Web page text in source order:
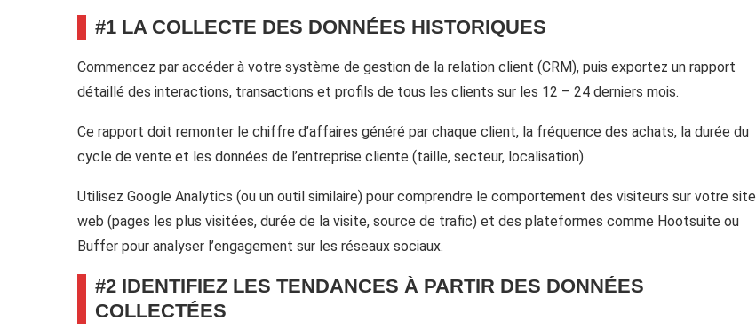
#1 LA COLLECTE DES DONNÉES HISTORIQUES
Commencez par accéder à votre système de gestion de la relation client (CRM), puis exportez un rapport
détaillé des interactions, transactions et profils de tous les clients sur les 12 – 24 derniers mois.
Ce rapport doit remonter le chiffre d’affaires généré par chaque client, la fréquence des achats, la durée du
cycle de vente et les données de l’entreprise cliente (taille, secteur, localisation).
Utilisez Google Analytics (ou un outil similaire) pour comprendre le comportement des visiteurs sur votre site
web (pages les plus visitées, durée de la visite, source de trafic) et des plateformes comme Hootsuite ou
Buffer pour analyser l’engagement sur les réseaux sociaux.
#2 IDENTIFIEZ LES TENDANCES À PARTIR DES DONNÉES
COLLECTÉES